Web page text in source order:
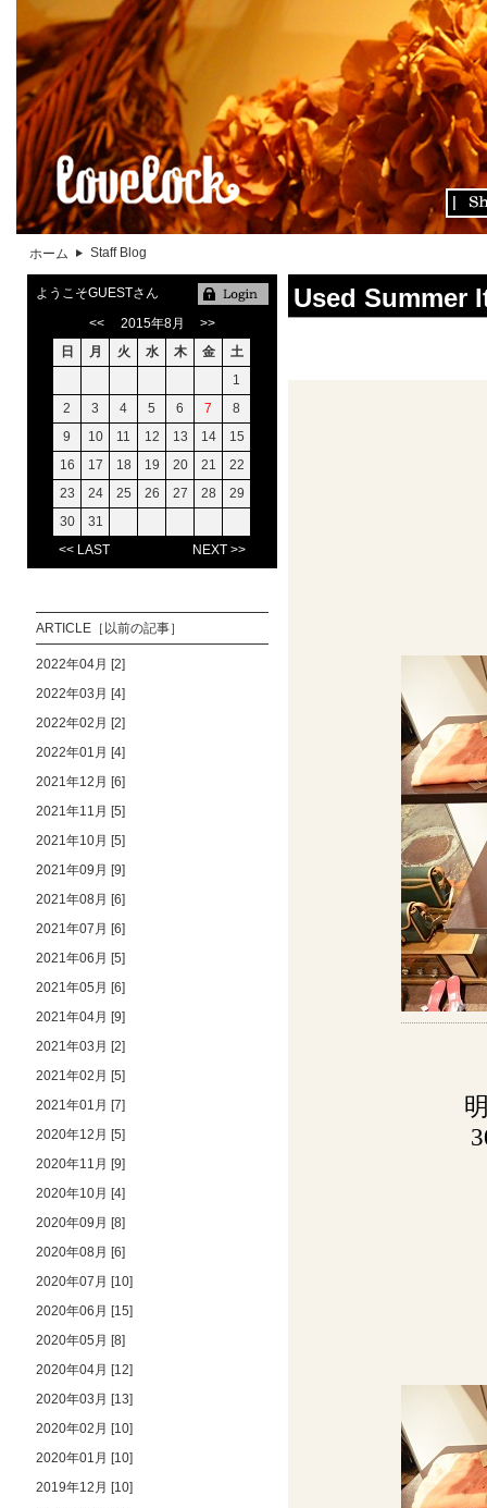
ホーム Staff Blog
Used Summer
ようこそGUESTさん
<<
2015年8月
>>
日
月 火 水 木 金
土
1
2
3 4 5 6 7
8
9
10 11 12 13 14
15
16
17 18 19 20 21
22
23
24 25 26 27 28
29
30
31
<< LAST
NEXT >>
ARTICLE［以前の記事］
2022年04月 [2]
2022年03月 [4]
2022年02月 [2]
2022年01月 [4]
2021年12月 [6]
2021年11月 [5]
2021年10月 [5]
2021年09月 [9]
2021年08月 [6]
2021年07月 [6]
2021年06月 [5]
2021年05月 [6]
2021年04月 [9]
2021年03月 [2]
2021年02月 [5]
2021年01月 [7]
2020年12月 [5]
2020年11月 [9]
2020年10月 [4]
2020年09月 [8]
2020年08月 [6]
2020年07月 [10]
2020年06月 [15]
2020年05月 [8]
2020年04月 [12]
2020年03月 [13]
2020年02月 [10]
2020年01月 [10]
2019年12月 [10]